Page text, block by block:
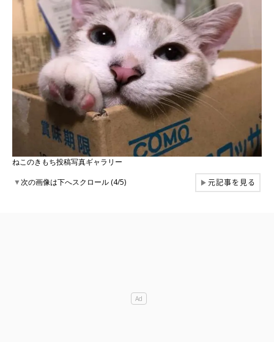
ねこのきもち投稿写真ギャラリー
▼次の画像は下へスクロール (4/5) ▶元記事を見る